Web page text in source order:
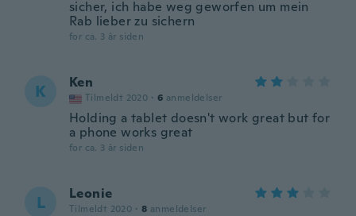
sicher, ich habe weg geworfen um mein
Rab lieber zu sichern
for ca. 3 år siden
K Ken
Tilmeldt 2020 · 6 anmeldelser
Holding a tablet doesn't work great but for
a phone works great
for ca. 3 år siden
L Leonie
Tilmeldt 2020 · 8 anmeldelser